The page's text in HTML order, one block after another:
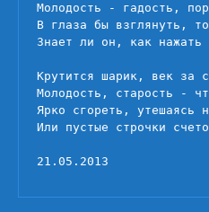
Молодость - гадость,
В глаза бы взглянуть,
Знает ли он, как нажать
Крутится шарик, век за
Молодость, старость -
Ярко сгореть, утешаясь
Или пустые строчки
21.05.2013